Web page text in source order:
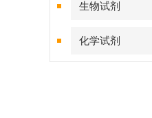
生物试剂
化学试剂